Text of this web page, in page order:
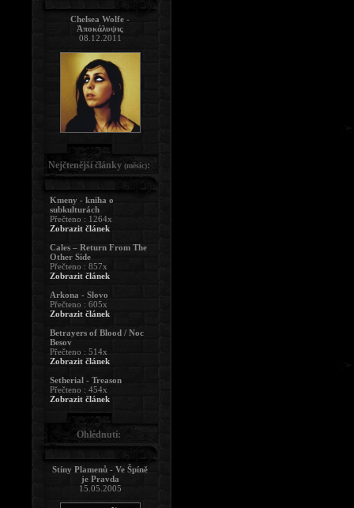
Chelsea Wolfe -
Ἀποκάλυψις
08.12.2011
Nejčtenější články (měsíc):
Kmeny - kniha o
subkulturách
Přečteno : 1264x
Zobrazit článek
Cales – Return From The
Other Side
Přečteno : 857x
Zobrazit článek
Arkona - Slovo
Přečteno : 605x
Zobrazit článek
Betrayers of Blood / Noc
Besov
Přečteno : 514x
Zobrazit článek
Setherial - Treason
Přečteno : 454x
Zobrazit článek
Ohlédnutí:
Stíny Plamenů - Ve Špíně
je Pravda
15.05.2005